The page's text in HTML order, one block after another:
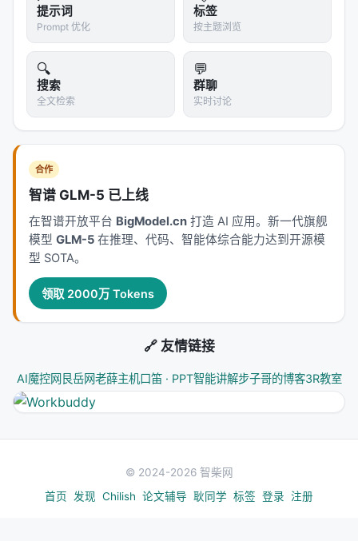
提示词
Prompt 优化
标签
按主题浏览
🔍
搜索
全文检索
💬
群聊
实时讨论
合作
智谱 GLM-5 已上线
在智谱开放平台 BigModel.cn 打造 AI 应用。新一代旗舰
模型 GLM-5 在推理、代码、智能体综合能力达到开源模
型 SOTA。
领取 2000万 Tokens
🔗 友情链接
AI魔控网 艮岳网老薛主机口笛 · PPT智能讲解步子哥的博客3R教室
© 2024-2026 智柴网
首页
发现 Chilish 论文辅导 耿同学 标签 登录 注册